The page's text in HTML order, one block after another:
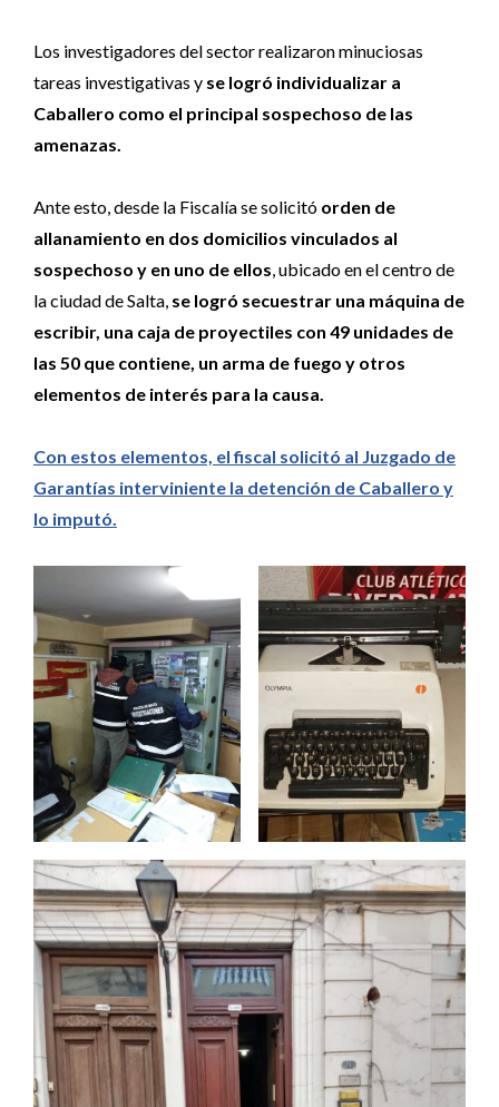
Los investigadores del sector realizaron minuciosas
tareas investigativas y se logró individualizar a
Caballero como el principal sospechoso de las
amenazas.
Ante esto, desde la Fiscalía se solicitó orden de
allanamiento en dos domicilios vinculados al
sospechoso y en uno de ellos, ubicado en el centro de
la ciudad de Salta, se logró secuestrar una máquina de
escribir, una caja de proyectiles con 49 unidades de
las 50 que contiene, un arma de fuego y otros
elementos de interés para la causa.
Con estos elementos, el fiscal solicitó al Juzgado de
Garantías interviniente la detención de Caballero y
lo imputó.